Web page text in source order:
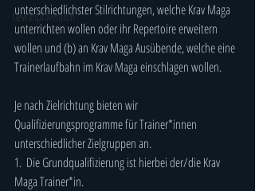
Gewaltprävention
unterschiedlichster Stilrichtungen, welche Krav Maga
unterrichten wollen oder ihr Repertoire erweitern
wollen und (b) an Krav Maga Ausübende, welche eine
Trainerlaufbahn im Krav Maga einschlagen wollen.
Je nach Zielrichtung bieten wir
Qualifizierungsprogramme für Trainer*innen
unterschiedlicher Zielgruppen an.
1.  Die Grundqualifizierung ist hierbei der/die Krav
Maga Trainer*in.